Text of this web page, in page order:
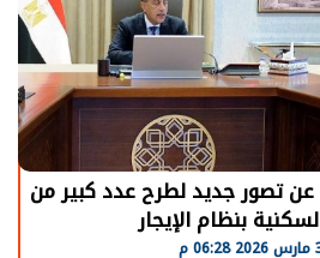
الأنشطة في قطاع الطاقة
معدلات الإنتاج الطبيعية